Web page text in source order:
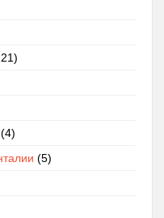
(4)
(5)